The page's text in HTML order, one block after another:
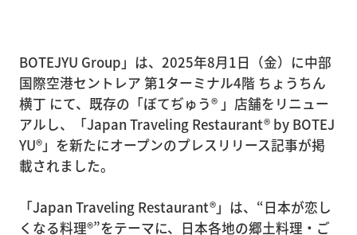
BOTEJYU Group」は、2025年8月1日（金）に中部
国際空港セントレア 第1ターミナル4階 ちょうちん
横丁 にて、既存の「ぼてぢゅう® 」店舗をリニュー
アルし、「Japan Traveling Restaurant® by BOTEJ
YU®」を新たにオープンのプレスリリース記事が掲
載されました。
「Japan Traveling Restaurant®」は、“日本が恋し
くなる料理®”をテーマに、日本各地の郷土料理・ご